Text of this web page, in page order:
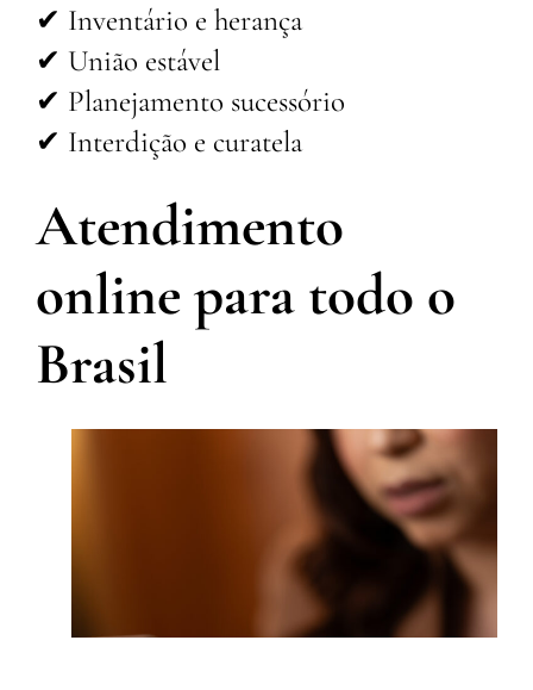
✔ Inventário e herança
✔ União estável
✔ Planejamento sucessório
✔ Interdição e curatela
Atendimento
online para todo o
Brasil